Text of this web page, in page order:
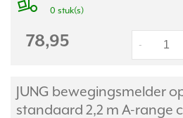
0 stuk(s)
78,95 -
JUNG bewegingsmelder
standaard 2,2 m A-range